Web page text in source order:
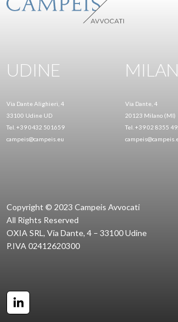
UDINE
Via Dante Alighieri, 4
33100 Udine UD
Tel. +39 0432 501659
campeis@campeis.eu
Via Dante, 4
20123 Milano (MI)
Tel. +39 02 8355
Copyright © 2023 Campeis Avvocati
All Rights Reserved
OXIA SRL, Via Dante, 4 – 33100 Udine
P.IVA 02412620300
LinkedIn